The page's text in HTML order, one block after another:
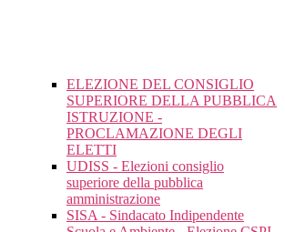
ELEZIONE DEL CONSIGLIO
SUPERIORE DELLA PUBBLICA
ISTRUZIONE -
PROCLAMAZIONE DEGLI
ELETTI
UDISS - Elezioni consiglio
superiore della pubblica
amministrazione
SISA - Sindacato Indipendente